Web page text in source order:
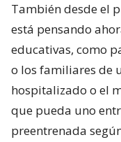
También desde el
está pensando
educativas, como
o los familiares de
hospitalizado o el
que pueda uno
preentrenada